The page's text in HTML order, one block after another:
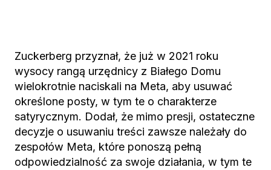
Zuckerberg przyznał, że już w 2021 roku
wysocy rangą urzędnicy z Białego Domu
wielokrotnie naciskali na Meta, aby usuwać
określone posty, w tym te o charakterze
satyrycznym. Dodał, że mimo presji, ostateczne
decyzje o usuwaniu treści zawsze należały do
zespołów Meta, które ponoszą pełną
odpowiedzialność za swoje działania, w tym te